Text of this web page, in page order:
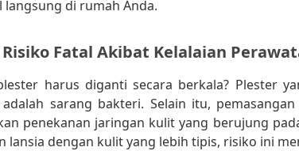
langsung di rumah Anda.
Risiko Fatal Akibat Kelalaian
harus diganti secara berkala? Plester
sarang bakteri. Selain itu,
penekanan jaringan kulit yang berujung
lansia dengan kulit yang lebih tipis, risiko ini